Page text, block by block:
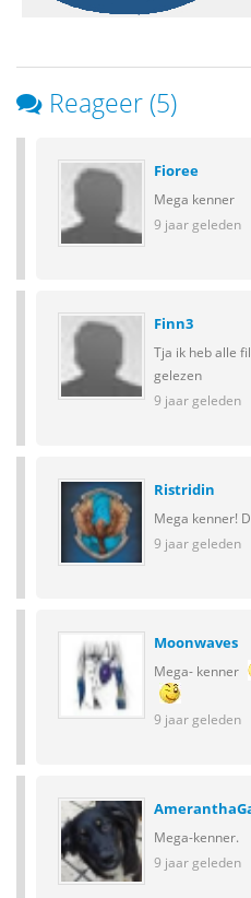
Reageer (5)
Fioree
Mega kenner
9 jaar geleden
Finn3
Tja ik heb alle
gelezen
9 jaar geleden
Ristridin
Mega kenner!
9 jaar geleden
Moonwaves
Mega- kenner
9 jaar geleden
Mega-kenner.
9 jaar geleden